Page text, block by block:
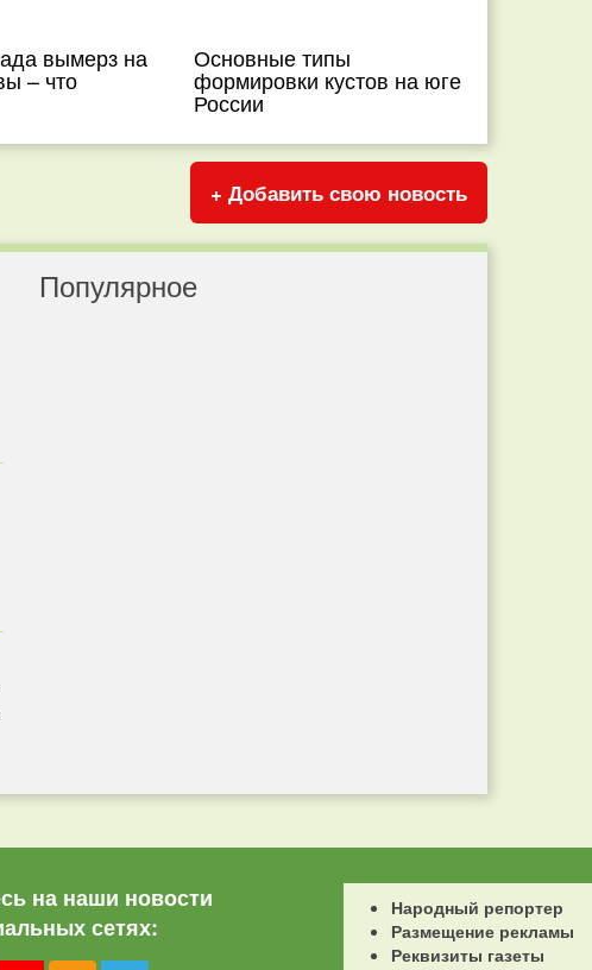
вымерз на
– что
Основные типы
формировки кустов на юге
России
+ Добавить свою новость
Популярное
на наши новости
сетях:
Народный репортер
Размещение рекламы
Реквизиты газеты